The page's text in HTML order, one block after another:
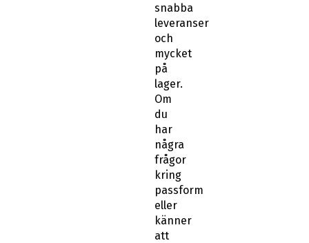
snabba
leveranser
och
mycket
på
lager.
Om
du
har
några
frågor
kring
passform
eller
känner
att